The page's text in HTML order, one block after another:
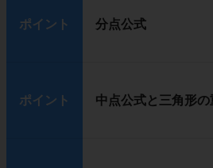
ポイント 分点公式
ポイント 中点公式と三角形